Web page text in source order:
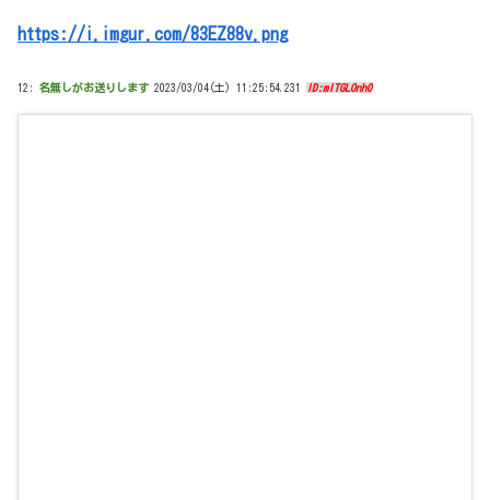
https://i.imgur.com/83EZ88v.png
12: 名無しがお送りします 2023/03/04(土) 11:25:54.231 ID:mITGLOnh0